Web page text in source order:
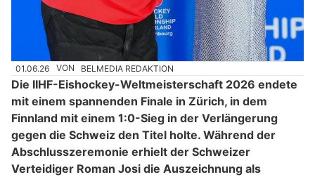
01.06.26 VON BELMEDIA REDAKTION
Die IIHF-Eishockey-Weltmeisterschaft 2026 endete
mit einem spannenden Finale in Zürich, in dem
Finnland mit einem 1:0-Sieg in der Verlängerung
gegen die Schweiz den Titel holte. Während der
Abschlusszeremonie erhielt der Schweizer
Verteidiger Roman Josi die Auszeichnung als